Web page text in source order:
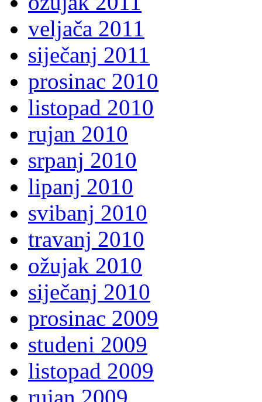
veljača 2011
siječanj 2011
prosinac 2010
listopad 2010
rujan 2010
srpanj 2010
lipanj 2010
svibanj 2010
travanj 2010
ožujak 2010
siječanj 2010
prosinac 2009
studeni 2009
listopad 2009
rujan 2009